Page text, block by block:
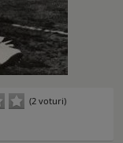
(2 voturi)